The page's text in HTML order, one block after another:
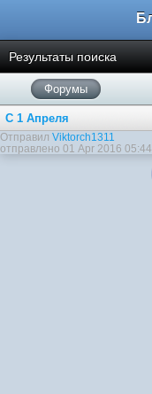
Результаты поиска
Форумы
С 1 Апреля
Отправил Viktorch1311
отправлено 01 Apr 2016 05:44